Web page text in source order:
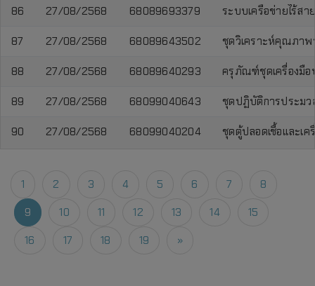
86 27/08/2568 68089693379 ระบบเครือข่ายไร้ส
87 27/08/2568 68089643502 ชุดวิเคราะห์คุณภาพ
88 27/08/2568 68089640293 ครุภัณฑ์ชุดเครื่องมือ
89 27/08/2568 68099040643 ชุดปฏิบัติการประม
90 27/08/2568 68099040204 ชุดตู้ปลอดเชื้อและเ
1 2 3 4 5 6 7
8
9
10 11 12 13 14
15
16
17 18 19 »